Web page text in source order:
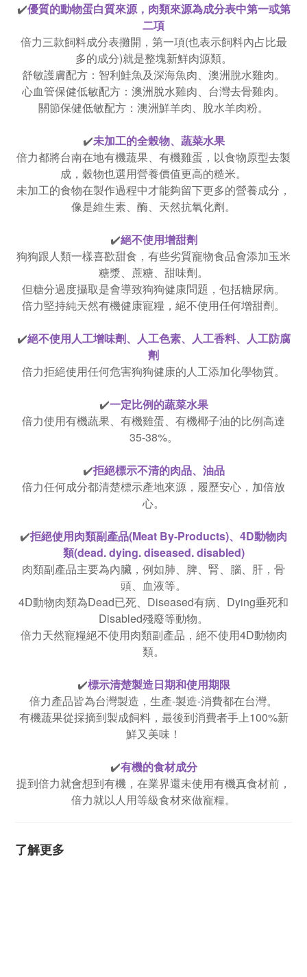
✔️優質的動物蛋白質來源，肉類來源為成分表中第一或第
二項
倍力三款飼料成分表攤開，第一項(也表示飼料內占比最
多的成分)就是整塊新鮮肉源類。
舒敏護膚配方：智利鮭魚及深海魚肉、澳洲脫水雞肉。
心血管保健低敏配方：澳洲脫水雞肉、台灣去骨雞肉。
關節保健低敏配方：澳洲鮮羊肉、脫水羊肉粉。
✔️未加工的全榖物、蔬菜水果
倍力都將台南在地有機蔬果、有機雞蛋，以食物原型去製
成，穀物也選用營養價值更高的糙米。
未加工的食物在製作過程中才能夠留下更多的營養成分，
像是維生素、酶、天然抗氧化劑。
✔️絕不使用增甜劑
狗狗跟人類一樣喜歡甜食，有些劣質寵物食品會添加玉米
糖漿、蔗糖、甜味劑。
但糖分過度攝取是會導致狗狗健康問題，包括糖尿病。
倍力堅持純天然有機健康寵糧，絕不使用任何增甜劑。
✔️絕不使用人工增味劑、人工色素、人工香料、人工防腐
劑
倍力拒絕使用任何危害狗狗健康的人工添加化學物質。
✔️一定比例的蔬菜水果
倍力使用有機蔬果、有機雞蛋、有機椰子油的比例高達
35-38%。
✔️拒絕標示不清的肉品、油品
倍力任何成分都清楚標示產地來源，履歷安心，加倍放
心。
✔️拒絕使用肉類副產品(Meat By-Products)、4D動物肉
類(dead. dying. diseased. disabled)
肉類副產品主要為內臟，例如肺、脾、腎、腦、肝，骨
頭、血液等。
4D動物肉類為Dead已死、Diseased有病、Dying垂死和
Disabled殘廢等動物。
倍力天然寵糧絕不使用肉類副產品，絕不使用4D動物肉
類。
✔️標示清楚製造日期和使用期限
倍力產品皆為台灣製造，生產-製造-消費都在台灣。
有機蔬果從採摘到製成飼料，最後到消費者手上100%新
鮮又美味！
✔️有機的食材成分
提到倍力就會想到有機，在業界還未使用有機真食材前，
倍力就以人用等級食材來做寵糧。
了解更多